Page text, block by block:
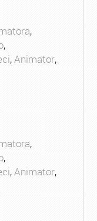
,
,
,Animator,
,
,
,Animator,